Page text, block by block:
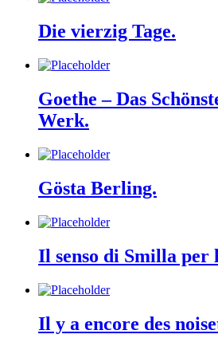
Die vierzig Tage.
Goethe – Das
Werk.
Gösta Berling.
Il senso di Smilla per
Il y a encore des